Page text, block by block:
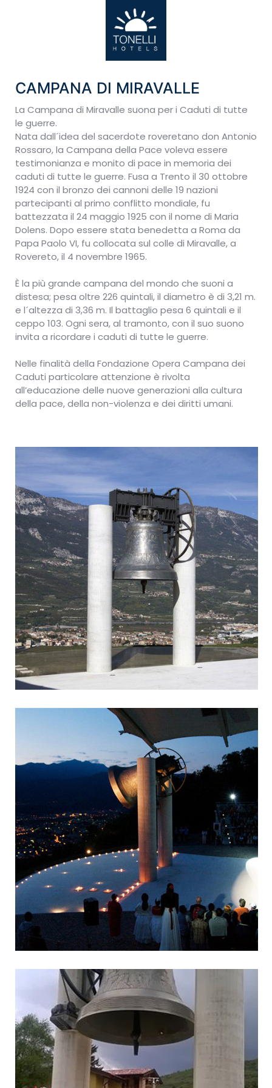
CAMPANA DI MIRAVALLE
La Campana di Miravalle suona per i Caduti di tutte
le guerre.
Nata dall´idea del sacerdote roveretano don Antonio
Rossaro, la Campana della Pace voleva essere
testimonianza e monito di pace in memoria dei
caduti di tutte le guerre. Fusa a Trento il 30 ottobre
1924 con il bronzo dei cannoni delle 19 nazioni
partecipanti al primo conflitto mondiale, fu
battezzata il 24 maggio 1925 con il nome di Maria
Dolens. Dopo essere stata benedetta a Roma da
Papa Paolo VI, fu collocata sul colle di Miravalle, a
Rovereto, il 4 novembre 1965.
È la più grande campana del mondo che suoni a
distesa; pesa oltre 226 quintali, il diametro è di 3,21 m.
e l´altezza di 3,36 m. Il battaglio pesa 6 quintali e il
ceppo 103. Ogni sera, al tramonto, con il suo suono
invita a ricordare i caduti di tutte le guerre.
Nelle finalità della Fondazione Opera Campana dei
Caduti particolare attenzione è rivolta
all’educazione delle nuove generazioni alla cultura
della pace, della non-violenza e dei diritti umani.